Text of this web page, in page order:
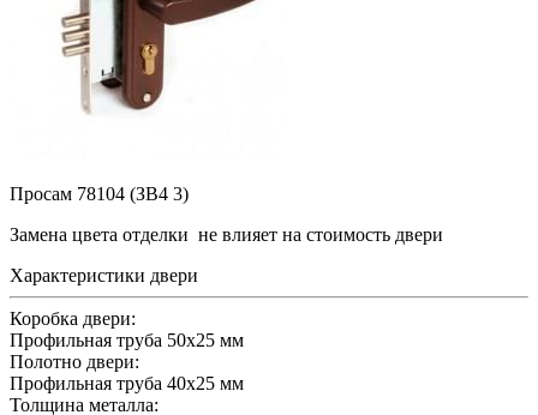
Просам 78104 (ЗВ4 3)
Замена цвета отделки не влияет на стоимость двери
Характеристики двери
Коробка двери:
Профильная труба 50x25 мм
Полотно двери:
Профильная труба 40x25 мм
Толщина металла: